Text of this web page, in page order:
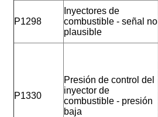
P1298
Inyectores de
combustible - señal no
plausible
P1330
Presión de control del
inyector de
combustible - presión
baja